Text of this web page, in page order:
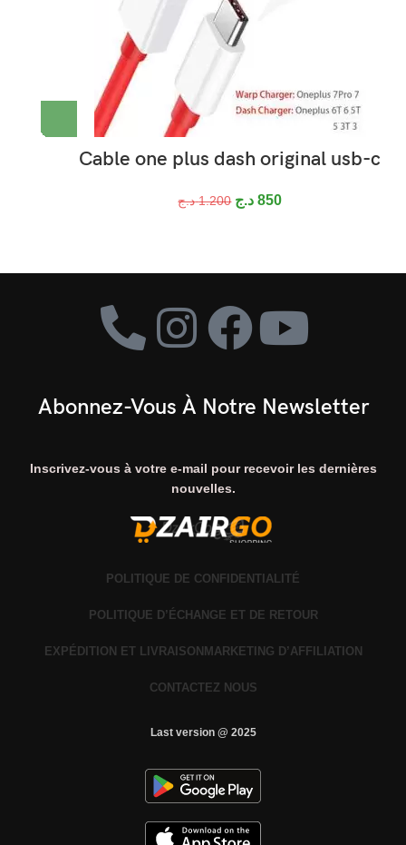
Cable one plus dash original usb-c
1.200 د.ج 850 د.ج
Abonnez-Vous À Notre Newsletter
Inscrivez-vous à votre e-mail pour recevoir les dernières
nouvelles.
POLITIQUE DE CONFIDENTIALITÉ
POLITIQUE D’ÉCHANGE ET DE RETOUR
EXPÉDITION ET LIVRAISON MARKETING D’AFFILIATION
CONTACTEZ NOUS
Last version @ 2025